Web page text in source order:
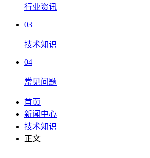
行业资讯
03
技术知识
04
常见问题
首页
新闻中心
技术知识
正文